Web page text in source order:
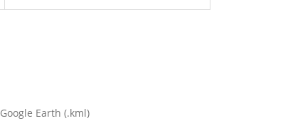
Google Earth (.kml)